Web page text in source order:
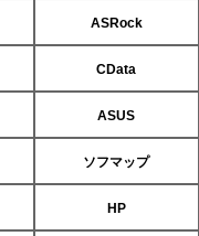
ASRock
CData
ASUS
ソフマップ
HP